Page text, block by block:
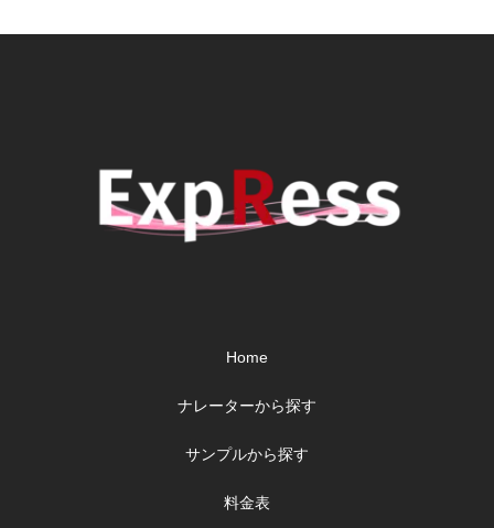
Home
ナレーターから探す
サンプルから探す
料金表